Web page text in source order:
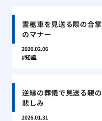
霊柩車を見送る際の合掌
のマナー
2026.02.06
知識
逆縁の葬儀で見送る親の
悲しみ
2026.01.31